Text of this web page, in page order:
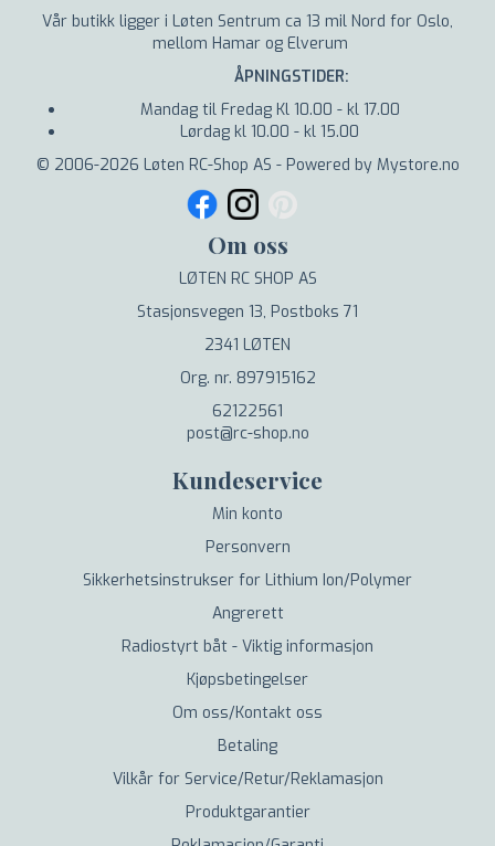
Vår butikk ligger i Løten Sentrum ca 13 mil Nord for Oslo,
mellom Hamar og Elverum
ÅPNINGSTIDER:
Mandag til Fredag Kl 10.00 - kl 17.00
Lørdag kl 10.00 - kl 15.00
© 2006-2026 Løten RC-Shop AS - Powered by Mystore.no
Om oss
LØTEN RC SHOP AS
Stasjonsvegen 13, Postboks 71
2341 LØTEN
Org. nr. 897915162
62122561
post@rc-shop.no
Kundeservice
Min konto
Personvern
Sikkerhetsinstrukser for Lithium Ion/Polymer
Angrerett
Radiostyrt båt - Viktig informasjon
Kjøpsbetingelser
Om oss/Kontakt oss
Betaling
Vilkår for Service/Retur/Reklamasjon
Produktgarantier